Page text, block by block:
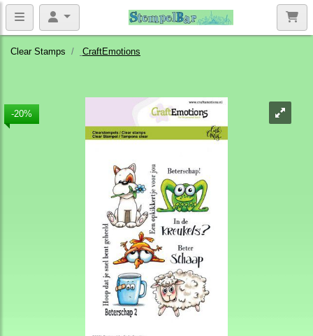
Clear Stamps CraftEmotions
-20%